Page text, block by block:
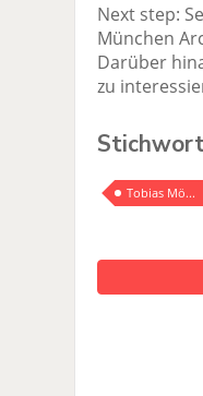
Next step:
München
Darüber
zu
Tobias Mö...